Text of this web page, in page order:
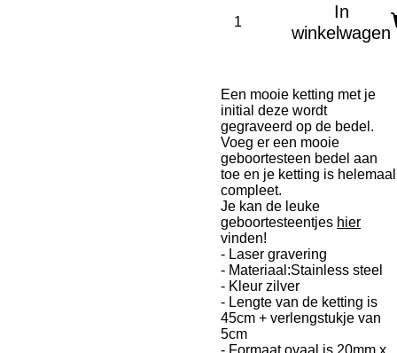
In
winkelwagen
Een mooie ketting met je
initial deze wordt
gegraveerd op de bedel.
Voeg er een mooie
geboortesteen bedel aan
toe en je ketting is helemaal
compleet.
Je kan de leuke
geboortesteentjes hier
vinden!
- Laser gravering
- Materiaal:Stainless steel
- Kleur zilver
- Lengte van de ketting is
45cm + verlengstukje van
5cm
- Formaat ovaal is 20mm x